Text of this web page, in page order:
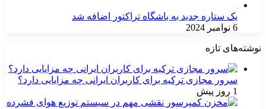
یک ستاره جدید به باشگاه تراکتور اضافه شد
6 نوامبر 2024
نوشته‌های تازه
سرور مجازی ترکیه برای کاربران ایرانی چه مزایایی دارد؟
1 روز پیش